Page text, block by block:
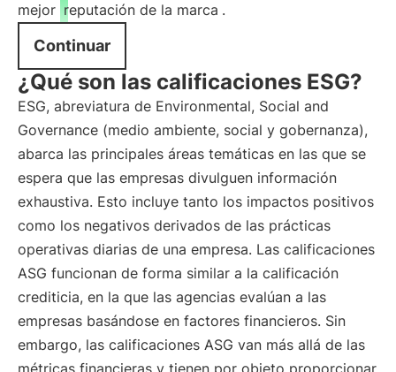
mejor reputación de la marca .
Continuar
¿Qué son las calificaciones ESG?
ESG, abreviatura de Environmental, Social and
Governance (medio ambiente, social y gobernanza),
abarca las principales áreas temáticas en las que se
espera que las empresas divulguen información
exhaustiva. Esto incluye tanto los impactos positivos
como los negativos derivados de las prácticas
operativas diarias de una empresa. Las calificaciones
ASG funcionan de forma similar a la calificación
crediticia, en la que las agencias evalúan a las
empresas basándose en factores financieros. Sin
embargo, las calificaciones ASG van más allá de las
métricas financieras y tienen por objeto proporcionar